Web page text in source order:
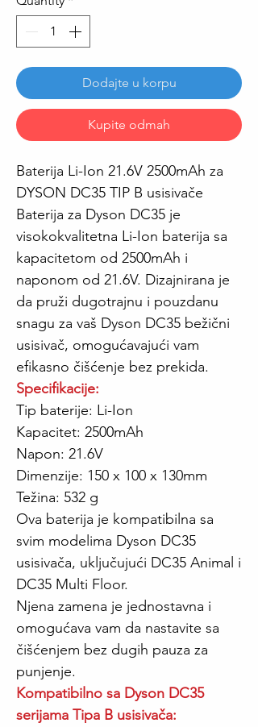
Dodajte u korpu
Kupite odmah
Baterija Li-Ion 21.6V 2500mAh za
DYSON DC35 TIP B usisivače
Baterija za Dyson DC35 je
visokokvalitetna Li-Ion baterija sa
kapacitetom od 2500mAh i
naponom od 21.6V. Dizajnirana je
da pruži dugotrajnu i pouzdanu
snagu za vaš Dyson DC35 bežični
usisivač, omogućavajući vam
efikasno čišćenje bez prekida.
Specifikacije:
Tip baterije: Li-Ion
Kapacitet: 2500mAh
Napon: 21.6V
Dimenzije: 150 x 100 x 130mm
Težina: 532 g
Ova baterija je kompatibilna sa
svim modelima Dyson DC35
usisivača, uključujući DC35 Animal i
DC35 Multi Floor.
Njena zamena je jednostavna i
omogućava vam da nastavite sa
čišćenjem bez dugih pauza za
punjenje.
Kompatibilno sa Dyson DC35
serijama Tipa B usisivača: